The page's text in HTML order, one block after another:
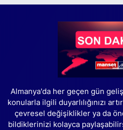
Almanya'da her geçen gün
konularla ilgili duyarlılığınızı
çevresel değişiklikler ya da
bildiklerinizi kolayca